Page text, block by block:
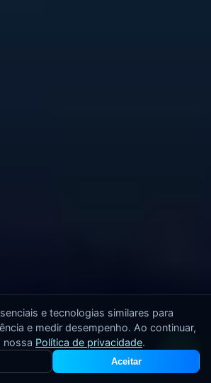
e tecnologias similares para
e medir desempenho. Ao continuar,
nossa Política de privacidade.
Aceitar